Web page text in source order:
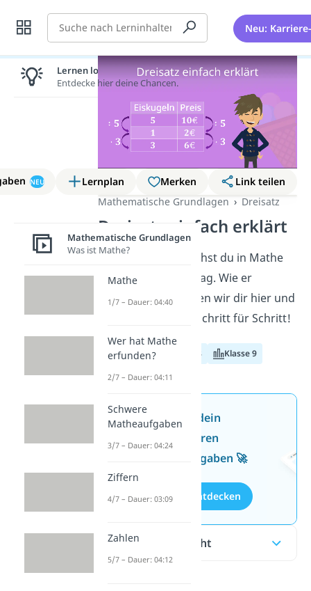
Suche Neu:
NEU Lernplan Merken
Link teilen
Mathematische Grundlagen
Dreisatz
Dreisatz einfach erklärt
DenDreisatz
brauchst du in Mathe
genauso wie im Alltag. Wie er
funktioniert, erklären wir dir hier und
in unserem Video. Schritt für Schritt!
Klasse 7 Klasse 8 Klasse 9
Jetzt neu: Teste dein
Wissen mit unseren
kostenlosen Aufgaben 🚀
Aufgaben entdecken
Inhaltsübersicht
Lernen lohnt sich!
Entdecke hier deine Chancen.
Mathematische Grundlagen
Was ist Mathe?
Mathe
1/7 – Dauer: 04:40
Wer hat Mathe
erfunden?
2/7 – Dauer: 04:11
Schwere
Matheaufgaben
3/7 – Dauer: 04:24
Ziffern
4/7 – Dauer: 03:09
Zahlen
5/7 – Dauer: 04:12